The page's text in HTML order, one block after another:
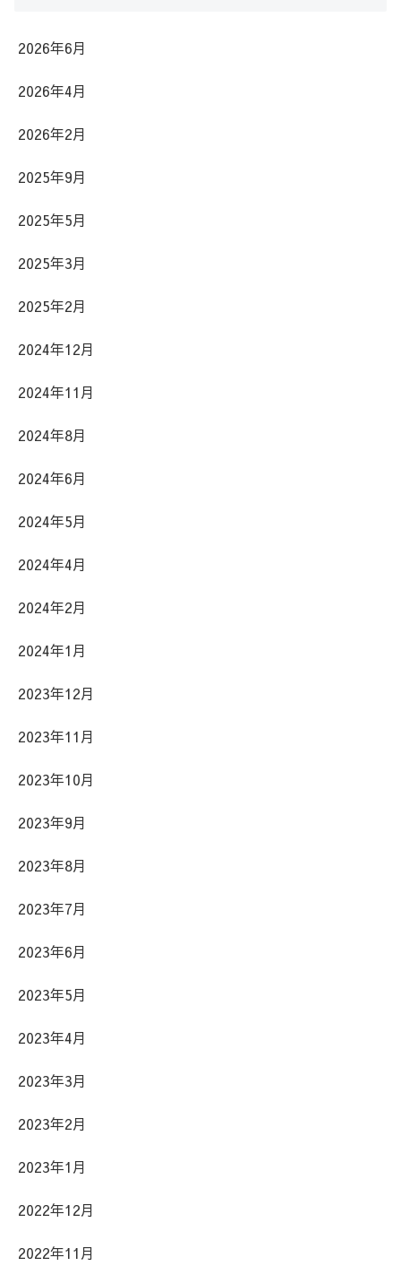
2026年6月
2026年4月
2026年2月
2025年9月
2025年5月
2025年3月
2025年2月
2024年12月
2024年11月
2024年8月
2024年6月
2024年5月
2024年4月
2024年2月
2024年1月
2023年12月
2023年11月
2023年10月
2023年9月
2023年8月
2023年7月
2023年6月
2023年5月
2023年4月
2023年3月
2023年2月
2023年1月
2022年12月
2022年11月